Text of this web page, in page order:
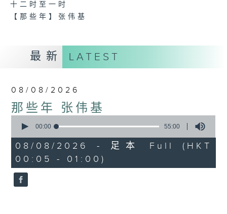
十二时至一时
【那些年】张伟基
最新 LATEST
08/08/2026
那些年 张伟基
seconds
55
minutes,
0
seconds
00:00 55:00
08/08/2026 - 足本 Full (HKT
00:05 - 01:00)